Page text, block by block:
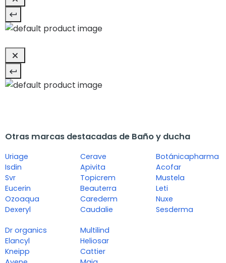
Otras marcas destacadas de Baño y ducha
Uriage
Isdin
Svr
Eucerin
Ozoaqua
Dexeryl
Cerave
Apivita
Topicrem
Beauterra
Carederm
Caudalie
Botánicapharma
Acofar
Mustela
Leti
Nuxe
Sesderma
Dr organics
Elancyl
Kneipp
Multilind
Heliosar
Cattier